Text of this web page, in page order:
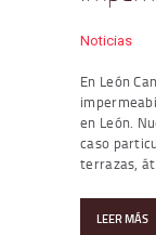
Noticias
En León
en León.
caso
terrazas,
LEER MÁS